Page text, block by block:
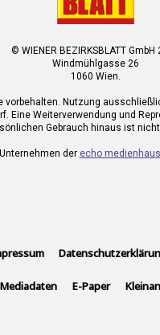
© WIENER BEZIRKSBLATT GmbH
Windmühlgasse 26
1060 Wien.
vorbehalten. Nutzung
Eine Weiterverwendung und
Gebrauch hinaus ist
der echo
Mediadaten E-Paper